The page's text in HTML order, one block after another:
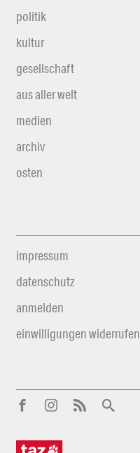
politik
kultur
gesellschaft
aus aller welt
medien
archiv
osten
impressum
datenschutz
anmelden
einwilligungen widerrufen